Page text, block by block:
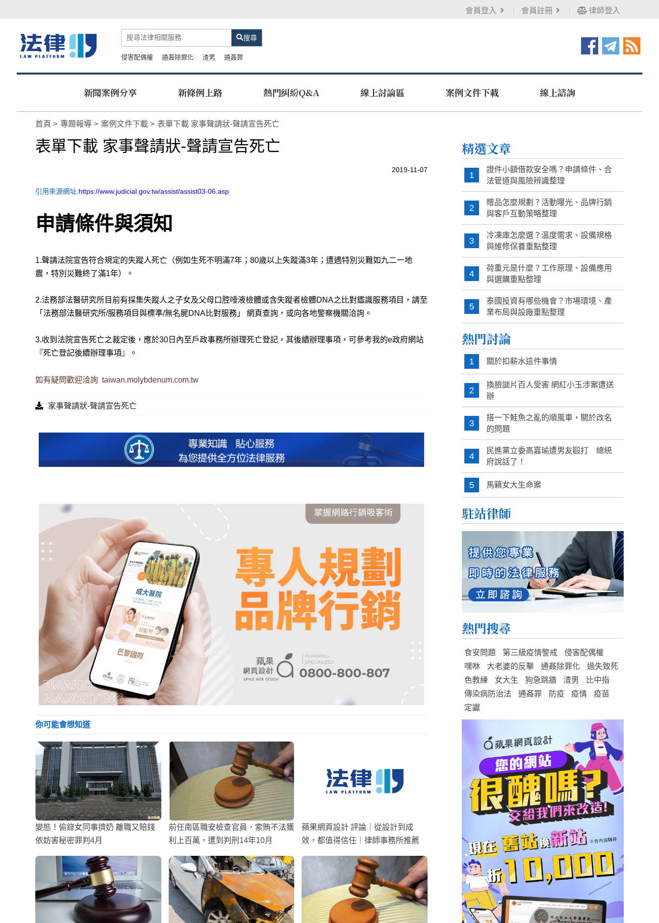
會員登入 會員註冊 律師登入
搜尋
侵害配偶權 通姦除罪化 渣男 通姦罪
新聞案例分享 新條例上路 熱門糾紛Q&A 線上討論區 案例文件下載 線上諮詢
首頁 專題報導 案例文件下載 表單下載 家事聲請狀-聲請宣告死亡
表單下載 家事聲請狀-聲請宣告死亡
2019-11-07
引用來源網址:https://www.judicial.gov.tw/assist/assist03-06.asp
申請條件與須知
1.聲請法院宣告符合規定的失蹤人死亡（例如生死不明滿7年；80歲以上失蹤滿3年；遭遇特別災難如九二一地
震，特別災難終了滿1年）。
2.法務部法醫研究所目前有採集失蹤人之子女及父母口腔唾液檢體或含失蹤者檢體DNA之比對鑑識服務項目，請至
「法務部法醫研究所/服務項目與標準/無名屍DNA比對服務」 網頁查詢，或向各地警察機關洽詢。
3.收到法院宣告死亡之裁定後，應於30日內至戶政事務所辦理死亡登記，其後續辦理事項，可參考我的e政府網站
『死亡登記後續辦理事項』。
如有疑問歡迎洽詢 taiwan.molybdenum.com.tw
家事聲請狀-聲請宣告死亡
你可能會想知道
變態！偷錄女同事擠奶 離職又賠錢
依妨害秘密罪判4月
前任南區職安檢查官員，索賄不法獲
利上百萬，遭到判刑14年10月
蘋果網頁設計 評論｜從設計到成
效，都值得信任｜律師事務所推薦
精選文章
1
證件小額借款安全嗎？申請條件、合
法管道與風險辨識整理
2
贈品怎麼規劃？活動曝光、品牌行銷
與客戶互動策略整理
3
冷凍庫怎麼選？溫度需求、設備規格
與維修保養重點整理
4
荷重元是什麼？工作原理、設備應用
與選購重點整理
5
泰國投資有哪些機會？市場環境、產
業布局與設廠重點整理
熱門討論
1 關於扣薪水這件事情
2
換臉謎片百人受害 網紅小玉涉案遭送
辦
3
搭一下鮭魚之亂的順風車，關於改名
的問題
4
民進黨立委高嘉瑜遭男友毆打 總統
府說話了！
5 馬籍女大生命案
駐站律師
熱門搜尋
食安問題 第三級疫情警戒
侵害配偶權
嘿咻
大老婆的反擊 通姦除罪化
過失致死
色教練
女大生 狗急跳牆 渣男
比中指
傳染病防治法
通姦罪 防疫 疫情
疫苗
定讞